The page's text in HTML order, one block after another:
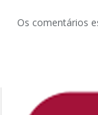
Os comentários